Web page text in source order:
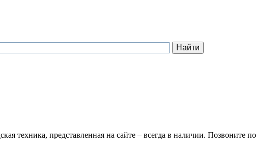
техника, представленная на сайте – всегда в наличии. Позвоните по